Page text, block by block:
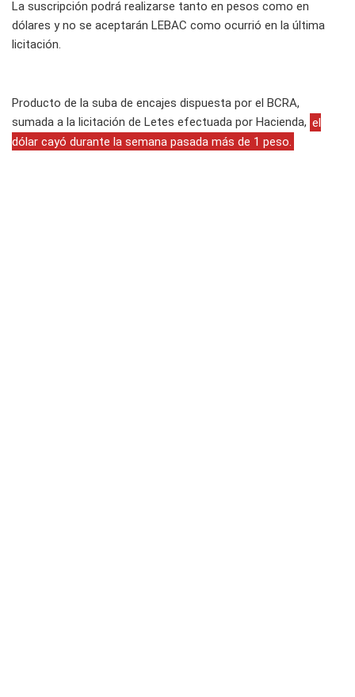
La suscripción podrá realizarse tanto en pesos como en
dólares y no se aceptarán LEBAC como ocurrió en la última
licitación.
Producto de la suba de encajes dispuesta por el BCRA,
sumada a la licitación de Letes efectuada por Hacienda, el
dólar cayó durante la semana pasada más de 1 peso.